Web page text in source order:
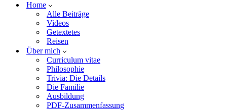
Home
Alle Beiträge
Videos
Getextetes
Reisen
Über mich
Curriculum vitae
Philosophie
Trivia: Die Details
Die Familie
Ausbildung
PDF-Zusammenfassung